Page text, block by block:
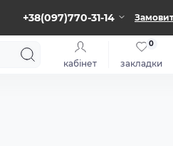
+38(097)770-31-14
кабінет закладки
0